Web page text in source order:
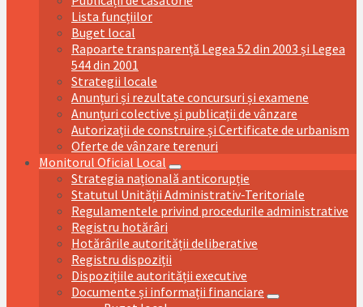
Lista funcțiilor
Buget local
Rapoarte transparență Legea 52 din 2003 și Legea
544 din 2001
Strategii locale
Anunțuri și rezultate concursuri și examene
Anunțuri colective și publicații de vânzare
Autorizații de construire și Certificate de urbanism
Oferte de vânzare terenuri
Monitorul Oficial Local
Strategia națională anticorupție
Statutul Unității Administrativ-Teritoriale
Regulamentele privind procedurile administrative
Registru hotărâri
Hotărârile autorității deliberative
Registru dispoziții
Dispozițiile autorității executive
Documente și informații financiare